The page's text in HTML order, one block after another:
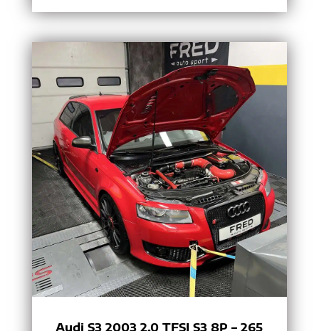
Audi S3 2003 2.0 TFSI S3 8P – 265